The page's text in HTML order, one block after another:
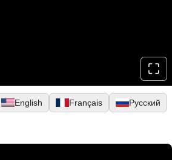
▶
⛶
English Français
Русский